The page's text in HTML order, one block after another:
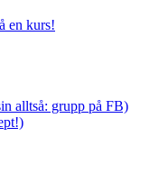
en kurs!
alltså: grupp på FB)